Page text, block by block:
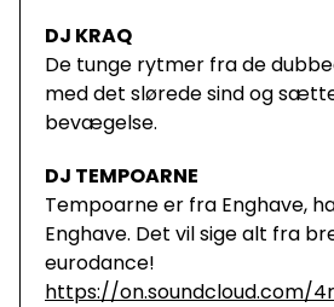
DJ KRAQ
De tunge rytmer fra de
med det slørede sind og
bevægelse.
DJ TEMPOARNE
Tempoarne er fra Enghave,
Enghave. Det vil sige alt fra
eurodance!
https://on.soundcloud.com/